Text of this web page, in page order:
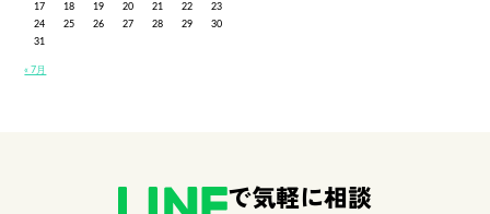
17
18 19 20 21 22
23
24
25 26 27 28 29
30
31
« 7月
で気軽に相談